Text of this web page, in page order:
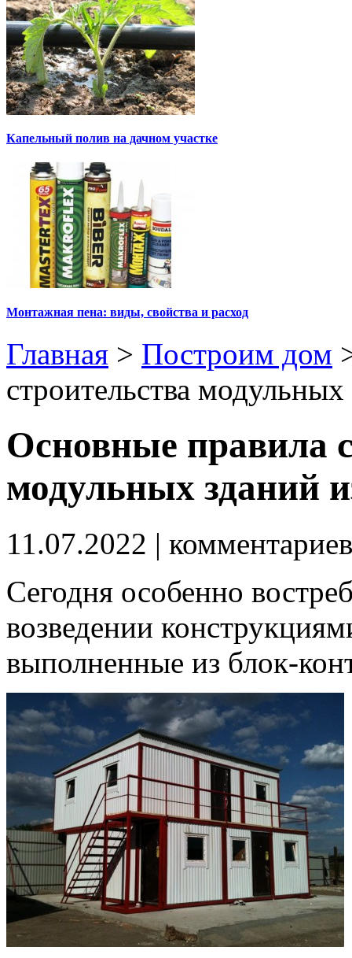
Капельный полив на дачном участке
Монтажная пена: виды, свойства и расход
Главная > Построим дом
строительства
Основные правила
модульных зданий
11.07.2022 |
Сегодня особенно
возведении
выполненные из блок-